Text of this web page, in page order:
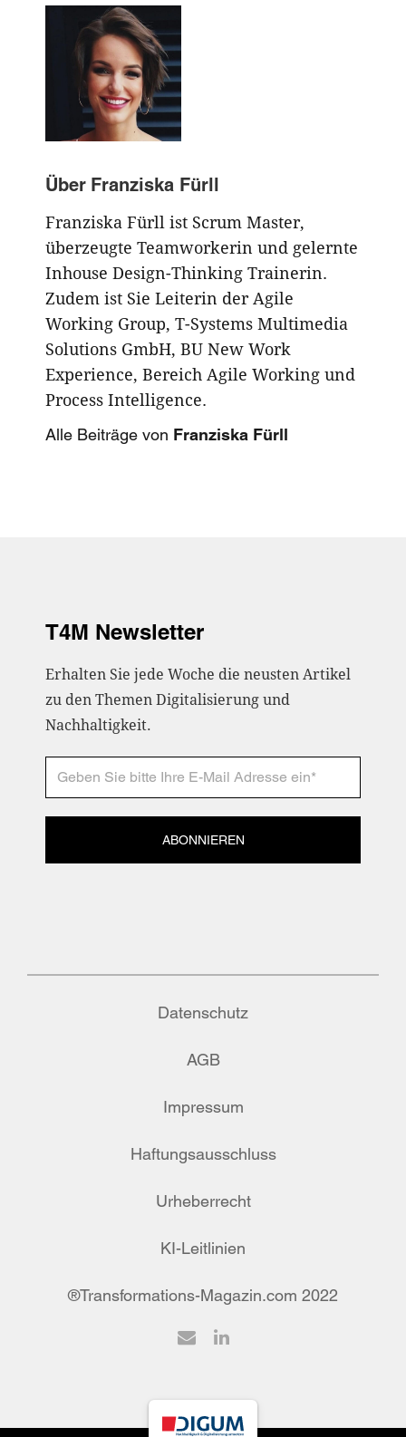
Über Franziska Fürll
Franziska Fürll ist Scrum Master,
überzeugte Teamworkerin und gelernte
Inhouse Design-Thinking Trainerin.
Zudem ist Sie Leiterin der Agile
Working Group, T-Systems Multimedia
Solutions GmbH, BU New Work
Experience, Bereich Agile Working und
Process Intelligence.
Alle Beiträge von Franziska Fürll
T4M Newsletter
Erhalten Sie jede Woche die neusten Artikel
zu den Themen Digitalisierung und
Nachhaltigkeit.
ABONNIEREN
Datenschutz
AGB
Impressum
Haftungsausschluss
Urheberrecht
KI-Leitlinien
®Transformations-Magazin.com 2022